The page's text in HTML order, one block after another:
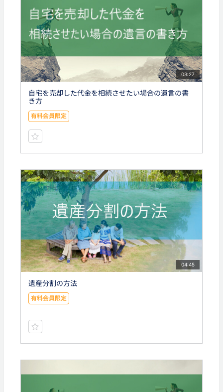
03:27
自宅を売却した代金を相続させたい場合の遺言の書
き方
有料会員限定
04:45
遺産分割の方法
有料会員限定